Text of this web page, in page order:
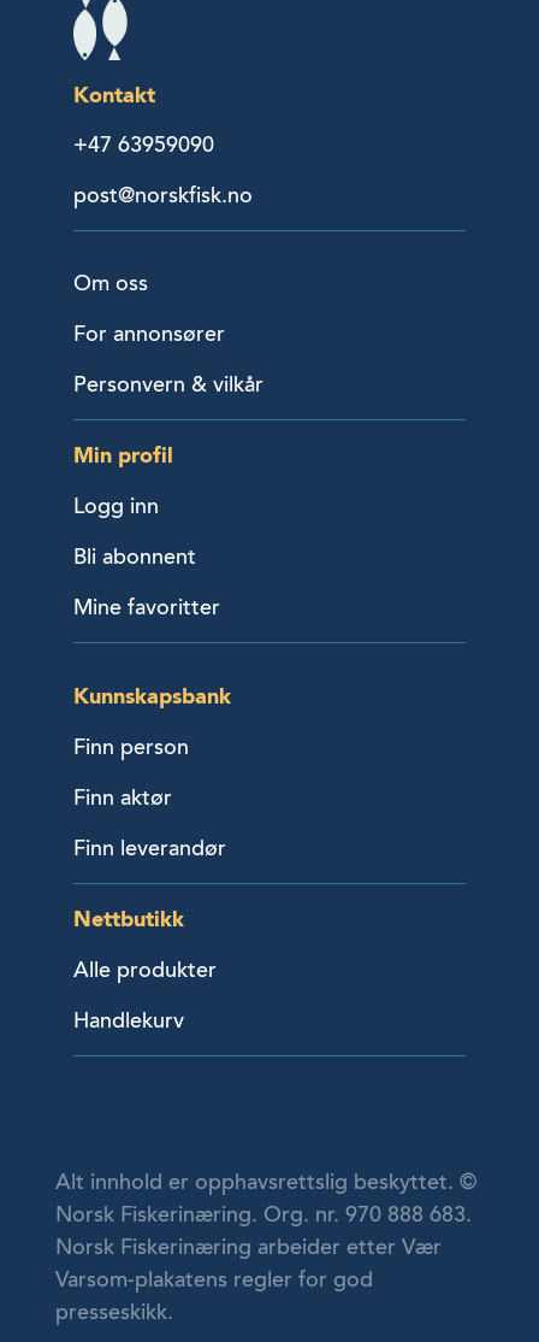
Kontakt
+47 63959090
post@norskfisk.no
Om oss
For annonsører
Personvern & vilkår
Min profil
Logg inn
Bli abonnent
Mine favoritter
Kunnskapsbank
Finn person
Finn aktør
Finn leverandør
Nettbutikk
Alle produkter
Handlekurv
Alt innhold er opphavsrettslig beskyttet. ©
Norsk Fiskerinæring. Org. nr. 970 888 683.
Norsk Fiskerinæring arbeider etter Vær
Varsom-plakatens regler for god
presseskikk.